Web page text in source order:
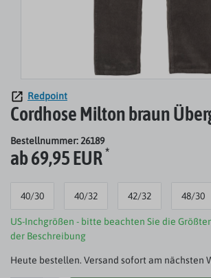
Redpoint
Cordhose Milton braun
Bestellnummer: 26189
ab 69,95 EUR*
40/30 40/32 42/32 48/30
US-Inchgrößen - bitte beachten Sie die
der Beschreibung
Heute bestellen. Versand sofort am nächsten